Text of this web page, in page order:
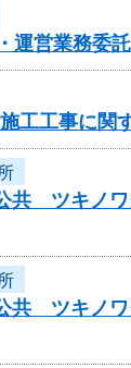
運営業務委
工工事に関
共 ツキノ
共 ツキノ